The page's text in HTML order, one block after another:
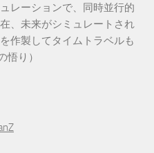
レーションで、同時並行的
、未来がシミュレートされ
作製してタイムトラベルも
悟り）